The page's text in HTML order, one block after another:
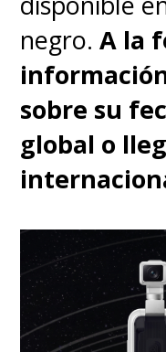
negro.A la
sobre su
global o